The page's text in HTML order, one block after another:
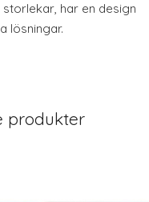
har en design
lösningar.
produkter